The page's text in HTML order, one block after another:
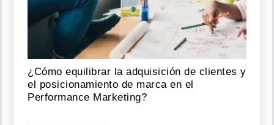
¿Cómo equilibrar la adquisición de clientes y
el posicionamiento de marca en el
Performance Marketing?